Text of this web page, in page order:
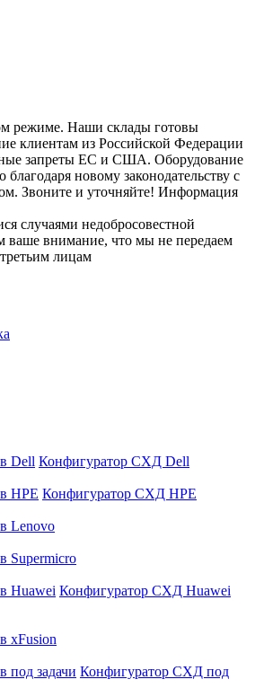
режиме. Наши склады готовы
клиентам из Российской Федерации
запреты ЕС и США. Оборудование
благодаря новому законодательству с
Звоните и уточняйте! Информация
случаями недобросовестной
ваше внимание, что мы не передаем
лицам
Dell Конфигуратор СХД Dell
HPE Конфигуратор СХД HPE
Lenovo
Supermicro
Huawei Конфигуратор СХД Huawei
xFusion
под задачи Конфигуратор СХД под